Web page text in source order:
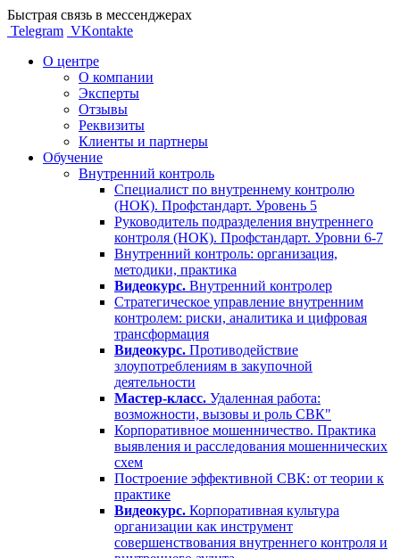
Быстрая связь в мессенджерах
Telegram VKontakte
О центре
О компании
Эксперты
Отзывы
Реквизиты
Клиенты и партнеры
Обучение
Внутренний контроль
Специалист по внутреннему контролю
(НОК). Профстандарт. Уровень 5
Руководитель подразделения внутреннего
контроля (НОК). Профстандарт. Уровни 6-7
Внутренний контроль: организация,
методики, практика
Видеокурс. Внутренний контролер
Стратегическое управление внутренним
контролем: риски, аналитика и цифровая
трансформация
Видеокурс. Противодействие
злоупотреблениям в закупочной
деятельности
Мастер-класс. Удаленная работа:
возможности, вызовы и роль СВК"
Корпоративное мошенничество. Практика
выявления и расследования мошеннических
схем
Построение эффективной СВК: от теории к
практике
Видеокурс. Корпоративная культура
организации как инструмент
совершенствования внутреннего контроля и